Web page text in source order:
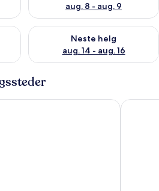
aug. 8 - aug. 9
helgen, aug. 7 - aug. 9
Neste helg
aug. 14 - aug. 16
Sjekk tilgjengelighet for neste
Kings